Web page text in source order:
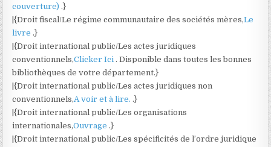
couverture).}
|{Droit fiscal/Le régime communautaire des sociétés mères,Le
livre.}
|{Droit international public/Les actes juridiques
conventionnels,Clicker Ici. Disponible dans toutes les bonnes
bibliothèques de votre département.}
|{Droit international public/Les actes juridiques non
conventionnels,A voir et à lire..}
|{Droit international public/Les organisations
internationales,Ouvrage.}
|{Droit international public/Les spécificités de l’ordre juridique